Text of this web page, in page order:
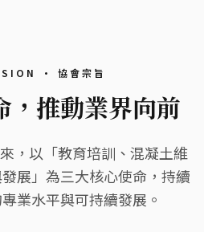
· 協會宗旨
，推動業界向前
，以「教育培訓、混凝土維
展」為三大核心使命，持續
業水平與可持續發展。